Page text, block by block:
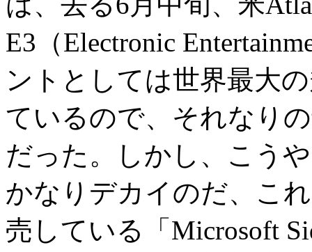
E3（Electronic
ントとしては世界最大
ているので、それなり
だった。しかし、こう
かなりデカイのだ、こ
売している「Microsoft